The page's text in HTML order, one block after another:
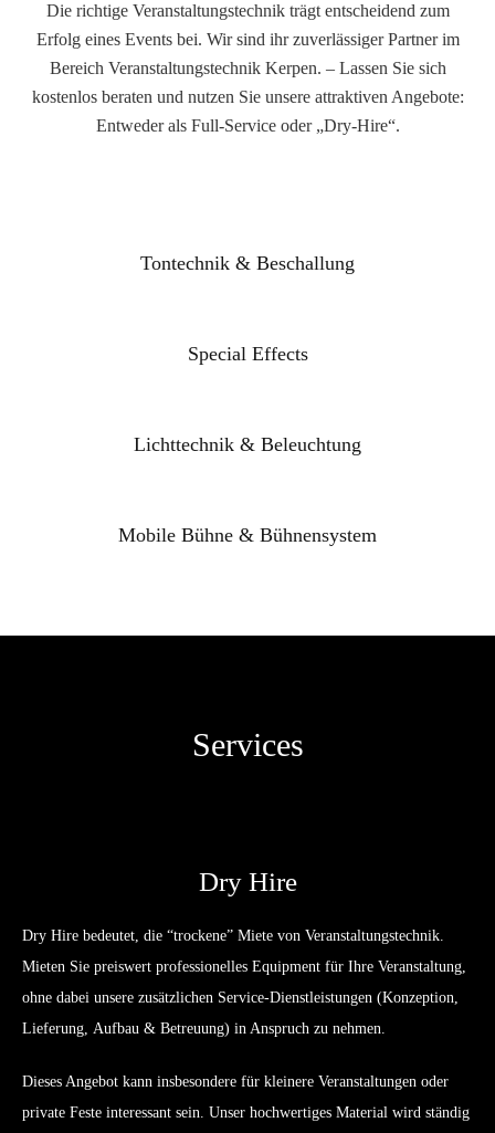
Die richtige Veranstaltungstechnik trägt entscheidend zum
Erfolg eines Events bei. Wir sind ihr zuverlässiger Partner im
Bereich Veranstaltungstechnik Kerpen. – Lassen Sie sich
kostenlos beraten und nutzen Sie unsere attraktiven Angebote:
Entweder als Full-Service oder „Dry-Hire“.
Tontechnik & Beschallung
Special Effects
Lichttechnik & Beleuchtung
Mobile Bühne & Bühnensystem
Services
Dry Hire
Dry Hire bedeutet, die “trockene” Miete von Veranstaltungstechnik.
Mieten Sie preiswert professionelles Equipment für Ihre Veranstaltung,
ohne dabei unsere zusätzlichen Service-Dienstleistungen (Konzeption,
Lieferung, Aufbau & Betreuung) in Anspruch zu nehmen.
Dieses Angebot kann insbesondere für kleinere Veranstaltungen oder
private Feste interessant sein. Unser hochwertiges Material wird ständig